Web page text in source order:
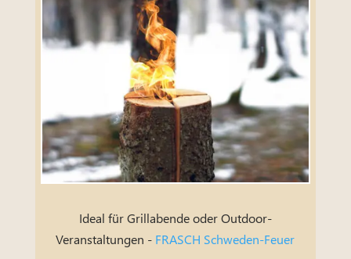
Ideal für Grillabende oder Outdoor-
Veranstaltungen - FRASCH Schweden-Feuer